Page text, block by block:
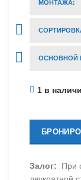
МОНТАЖА:
ОСНОВНОЙ
1 в
Залог: При